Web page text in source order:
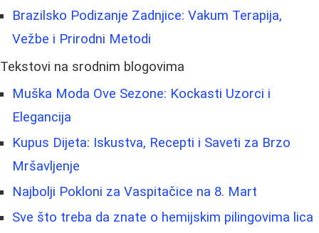
Brazilsko Podizanje Zadnjice: Vakum Terapija,
Vežbe i Prirodni Metodi
Tekstovi na srodnim blogovima
Muška Moda Ove Sezone: Kockasti Uzorci i
Elegancija
Kupus Dijeta: Iskustva, Recepti i Saveti za Brzo
Mršavljenje
Najbolji Pokloni za Vaspitačice na 8. Mart
Sve što treba da znate o hemijskim pilingovima lica